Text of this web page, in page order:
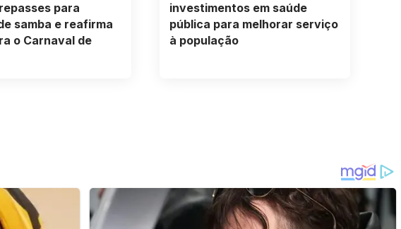
para
samba e reafirma
o Carnaval de
investimentos em saúde
pública para melhorar serviço
à população